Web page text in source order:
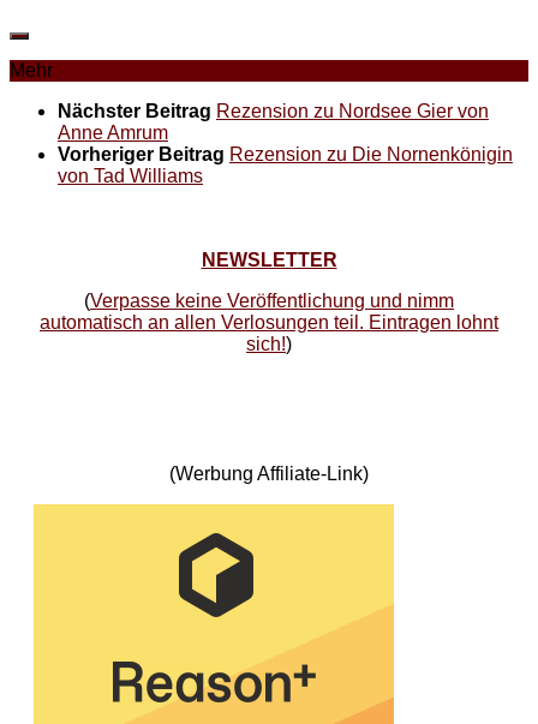
Mehr
Nächster Beitrag Rezension zu Nordsee Gier von
Anne Amrum
Vorheriger Beitrag Rezension zu Die Nornenkönigin
von Tad Williams
NEWSLETTER
(Verpasse keine Veröffentlichung und nimm
automatisch an allen Verlosungen teil. Eintragen lohnt
sich!)
(Werbung Affiliate-Link)